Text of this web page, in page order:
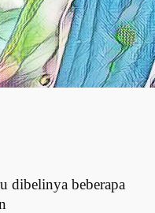
dibelinya beberapa